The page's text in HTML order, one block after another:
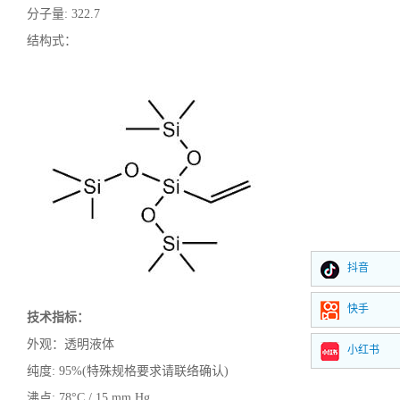
分子量: 322.7
结构式：
技术指标：
外观：透明液体
纯度: 95%(特殊规格要求请联络确认)
抖音
快手
小红书